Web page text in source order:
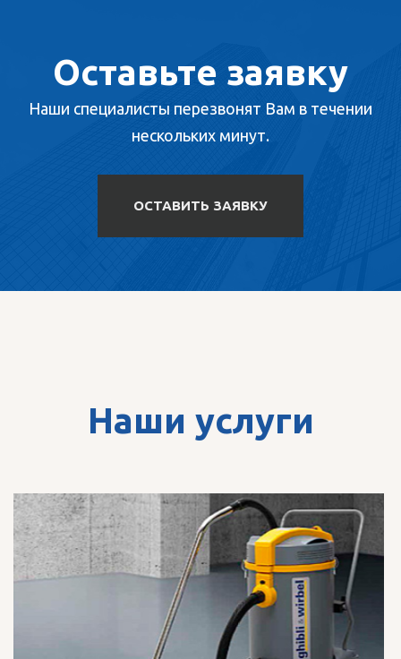
Оставьте заявку
Наши специалисты перезвонят Вам в течении
нескольких минут.
ОСТАВИТЬ ЗАЯВКУ
Наши услуги